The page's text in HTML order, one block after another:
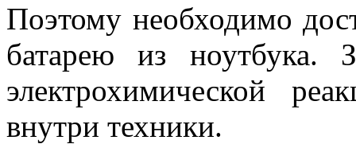
Поэтому необходимо
батарею из ноутбука.
электрохимической
внутри техники.